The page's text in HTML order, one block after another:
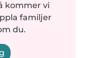
kommer vi
familjer
du.